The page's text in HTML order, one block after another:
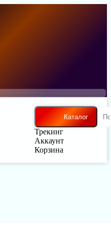
Каталог
Трекинг
Аккаунт
Корзина